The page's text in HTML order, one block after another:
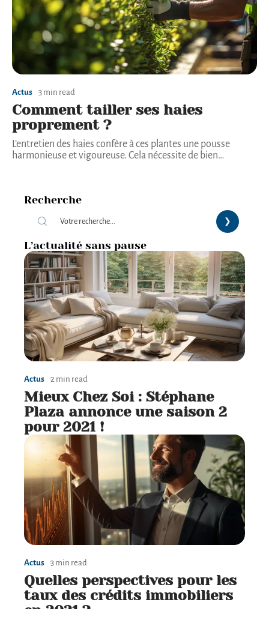
Actus 3 min read
Comment tailler ses haies
proprement ?
L’entretien des haies confère à ces plantes une pousse
harmonieuse et vigoureuse. Cela nécessite de bien…
Recherche
L’actualité sans pause
Actus 2 min read
Mieux Chez Soi : Stéphane
Plaza annonce une saison 2
pour 2021 !
Actus 3 min read
Quelles perspectives pour les
taux des crédits immobiliers
en 2021 ?